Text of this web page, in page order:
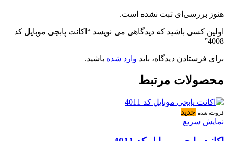
هنوز بررسی‌ای ثبت نشده است.
اولین کسی باشید که دیدگاهی می نویسد “اکانت پابجی موبایل کد
4008”
برای فرستادن دیدگاه، باید وارد شده باشید.
محصولات مرتبط
فروخته شده جدید
نمایش سریع